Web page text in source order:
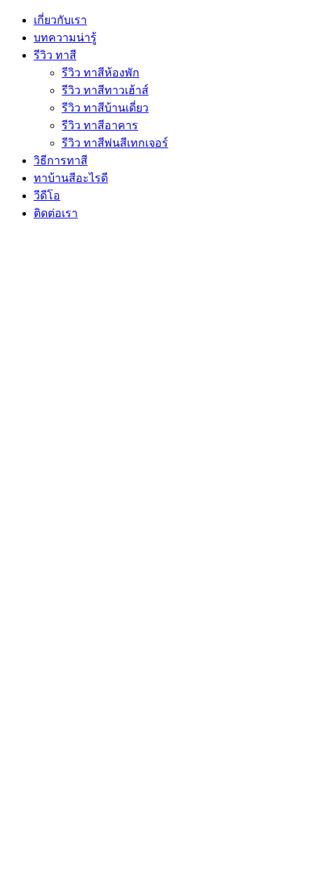
เกี่ยวกับเรา
บทความน่ารู้
รีวิว ทาสี
รีวิว ทาสีห้องพัก
รีวิว ทาสีทาวเฮ้าส์
รีวิว ทาสีบ้านเดี่ยว
รีวิว ทาสีอาคาร
รีวิว ทาสีพ่นสีเทกเจอร์
วิธีการทาสี
ทาบ้านสีอะไรดี
วีดีโอ
ติดต่อเรา